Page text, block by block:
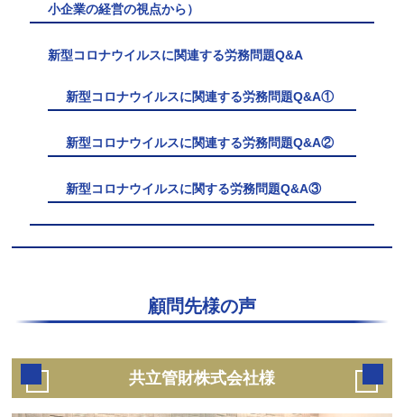
小企業の経営の視点から）
新型コロナウイルスに関連する労務問題Q&A
新型コロナウイルスに関連する労務問題Q&A①
新型コロナウイルスに関連する労務問題Q&A②
新型コロナウイルスに関する労務問題Q&A③
顧問先様の声
共立管財株式会社様